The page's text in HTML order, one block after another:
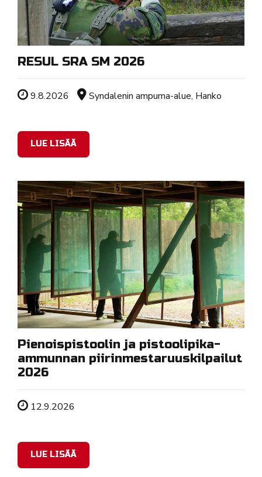
RESUL SRA SM 2026
Tapahtuman ajankohta
9.8.2026 Sijainti
Syndalenin ampuma-alue, Hanko
LUE LISÄÄ
Pienoispistoolin ja pistoolipika-
ammunnan piirinmestaruuskilpailut
2026
Tapahtuman ajankohta
12.9.2026
LUE LISÄÄ